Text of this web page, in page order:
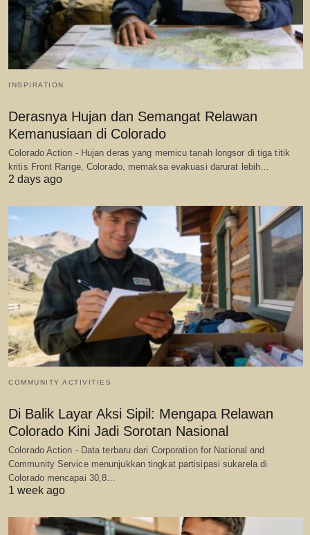
INSPIRATION
Derasnya Hujan dan Semangat Relawan
Kemanusiaan di Colorado
Colorado Action - Hujan deras yang memicu tanah longsor di tiga titik
kritis Front Range, Colorado, memaksa evakuasi darurat lebih…
2 days ago
COMMUNITY ACTIVITIES
Di Balik Layar Aksi Sipil: Mengapa Relawan
Colorado Kini Jadi Sorotan Nasional
Colorado Action - Data terbaru dari Corporation for National and
Community Service menunjukkan tingkat partisipasi sukarela di
Colorado mencapai 30,8…
1 week ago